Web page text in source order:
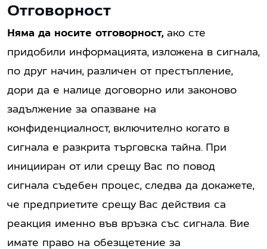
Отговорност
Няма да носите отговорност, ако сте
придобили информацията, изложена в сигнала,
по друг начин, различен от престъпление,
дори да е налице договорно или законово
задължение за опазване на
конфиденциалност, включително когато в
сигнала е разкрита търговска тайна. При
иницииран от или срещу Вас по повод
сигнала съдебен процес, следва да докажете,
че предприетите срещу Вас действия са
реакция именно във връзка със сигнала. Вие
имате право на обезщетение за